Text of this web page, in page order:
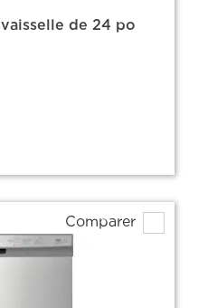
de 24 po
Comparer